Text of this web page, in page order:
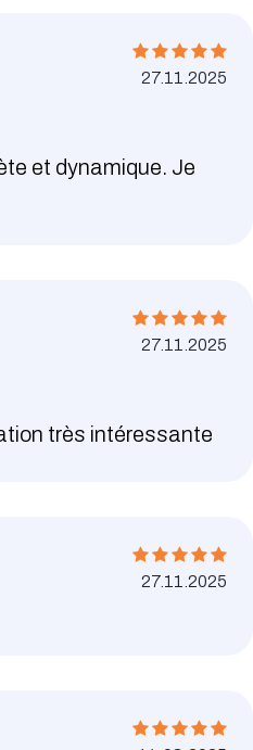
27.11.2025
et dynamique. Je
27.11.2025
très intéressante
27.11.2025